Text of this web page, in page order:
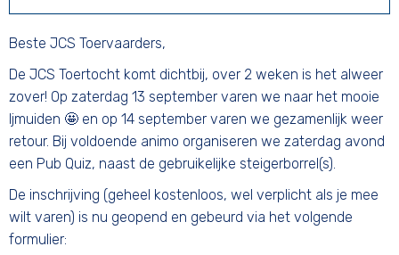
Beste JCS Toervaarders,
De JCS Toertocht komt dichtbij, over 2 weken is het alweer
zover! Op zaterdag 13 september varen we naar het mooie
Ijmuiden 🤩 en op 14 september varen we gezamenlijk weer
retour. Bij voldoende animo organiseren we zaterdag avond
een Pub Quiz, naast de gebruikelijke steigerborrel(s).
De inschrijving (geheel kostenloos, wel verplicht als je mee
wilt varen) is nu geopend en gebeurd via het volgende
formulier: